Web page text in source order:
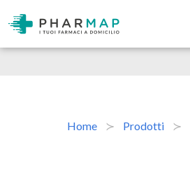
Home Prodotti